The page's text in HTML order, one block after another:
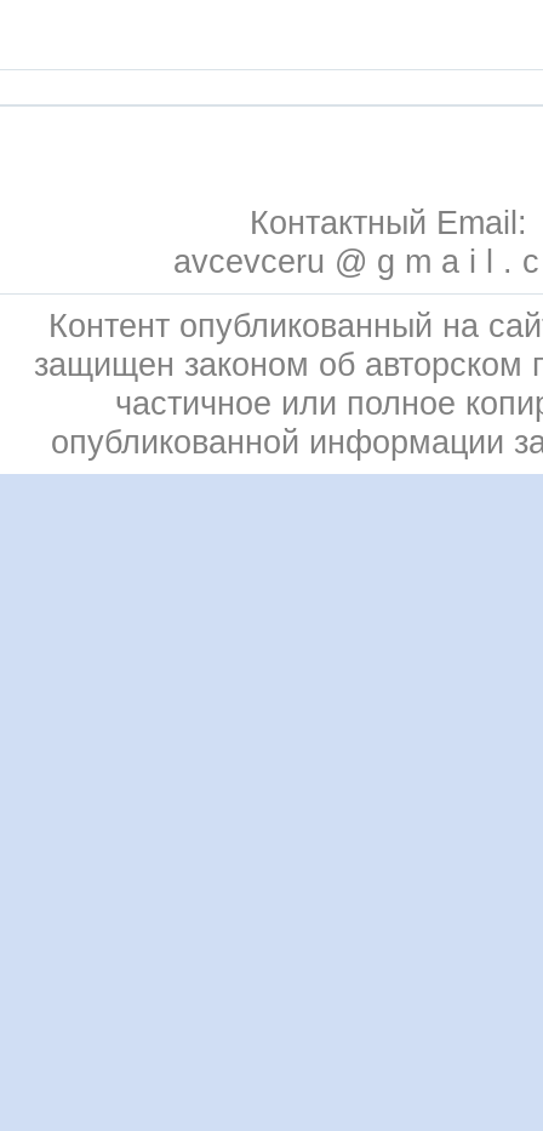
Контактный Email:
avcevceru @ g m a i l .
Контент опубликованный на
защищен законом об авторском
частичное или полное
опубликованной информации